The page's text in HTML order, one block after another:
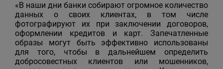
«В наши дни банки собирают огромное количество
данных о своих клиентах, в том числе
фотографируют их при заключении договоров,
оформлении кредитов и карт. Запечатленные
образы могут быть эффективно использованы
для того, чтобы в дальнейшем определить
добросовестных клиентов или мошенников,